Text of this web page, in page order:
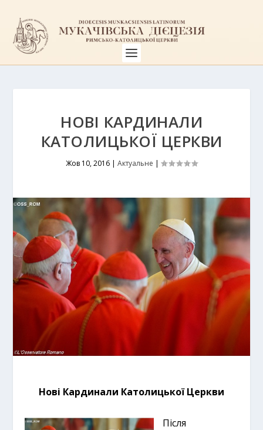
НОВІ КАРДИНАЛИ
КАТОЛИЦЬКОЇ ЦЕРКВИ
Жов 10, 2016 | Актуальне |
Нові Кардинали Католицької Церкви
Після